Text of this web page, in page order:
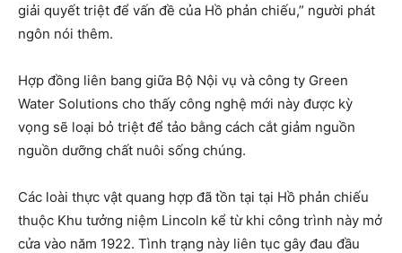
giải quyết triệt để vấn đề của Hồ phản chiếu,” người phát
ngôn nói thêm.
Hợp đồng liên bang giữa Bộ Nội vụ và công ty Green
Water Solutions cho thấy công nghệ mới này được kỳ
vọng sẽ loại bỏ triệt để tảo bằng cách cắt giảm nguồn
nguồn dưỡng chất nuôi sống chúng.
Các loài thực vật quang hợp đã tồn tại tại Hồ phản chiếu
thuộc Khu tưởng niệm Lincoln kể từ khi công trình này mở
cửa vào năm 1922. Tình trạng này liên tục gây đau đầu